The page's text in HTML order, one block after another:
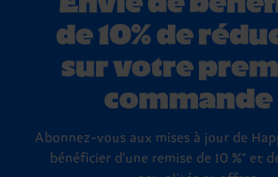
de 10% de
sur votre
commande
Abonnez-vous aux mises à jour de
bénéficier d'une remise de 10 %* et